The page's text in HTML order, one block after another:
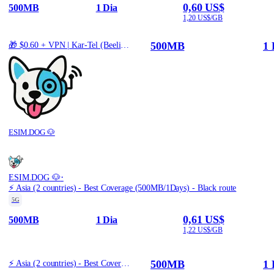
500MB 1 Dia 0,60 US$
1,20 US$/GB
ESIM.DOG 🐶
500MB 1
ESIM.DOG 🐶·
⚡️ Asia (2 countries) - Best Coverage (500MB/1Days) - Black route
5G
500MB 1 Dia 0,61 US$
1,22 US$/GB
500MB 1